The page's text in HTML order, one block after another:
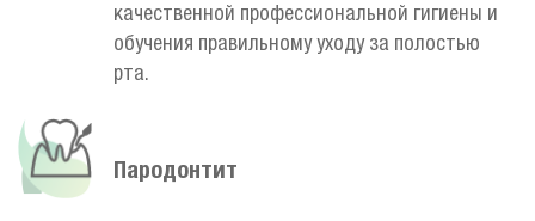
качественной профессиональной гигиены и
обучения правильному уходу за полостью
рта.
Пародонтит